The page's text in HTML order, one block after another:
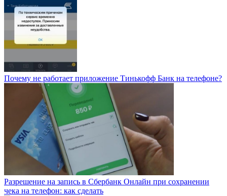
Почему не работает приложение Тинькофф Банк на телефоне?
Разрешение на запись в Сбербанк Онлайн при сохранении
чека на телефон: как сделать